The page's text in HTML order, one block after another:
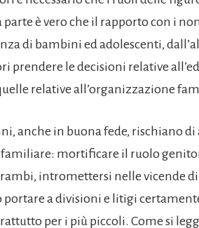
parte è vero che il rapporto con i
di bambini ed adolescenti,
prendere le decisioni relative
relative all’organizzazione
anche in buona fede, rischiano
mortificare il ruolo
intromettersi nelle vicende di
a divisioni e litigi
per i più piccoli. Come si